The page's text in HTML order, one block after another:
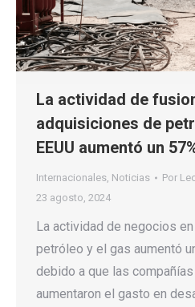
La actividad de
adquisiciones de
EEUU aumentó un
Internacionales, Noticias Por
23 agosto, 2024
La actividad de negocios
petróleo y el gas aumentó
debido a que las
aumentaron el gasto en